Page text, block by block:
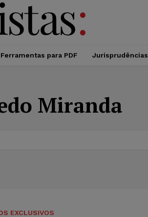
Ferramentas para PDF Jurisprudências
Miranda
EXCLUSIVOS